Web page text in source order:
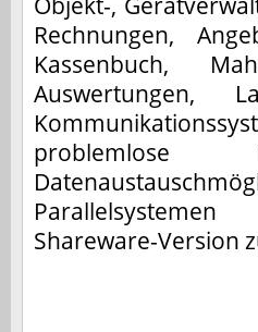
Rechnungen,
Kassenbuch,
Auswertungen,
problemlose
Shareware-Version